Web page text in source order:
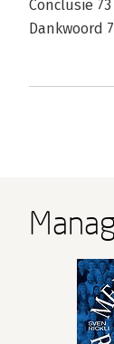
Conclusie 73
Dankwoord